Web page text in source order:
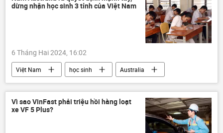
dừng nhận học sinh 3 tỉnh của Việt Nam
6 Tháng Hai 2024, 16:02
Việt Nam học sinh
Australia
giáo dục
Nghệ An
Hà Tĩnh
Quảng Bình
quan hệ Xã hội
Vì sao VinFast phải triệu hồi hàng loạt
xe VF 5 Plus?